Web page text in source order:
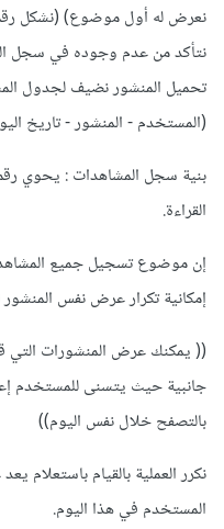
نعرض له أول موضوع) (نشكل
نتأكد من عدم وجوده في سجل
تحميل المنشور نضيف لجدول
(المستخدم - المنشور - تاريخ
بنية سجل المشاهدات : يحوي
القراءة.
إن موضوع تسجيل جميع
إمكانية تكرار عرض نفس
(( يمكنك عرض المنشورات التي
جانبية حيث يتسنى للمستخدم
بالتصفح خلال نفس اليوم))
نكرر العملية بالقيام
المستخدم في هذا اليوم.